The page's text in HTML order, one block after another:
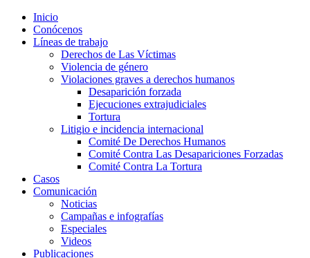
Inicio
Conócenos
Líneas de trabajo
Derechos de Las Víctimas
Violencia de género
Violaciones graves a derechos humanos
Desaparición forzada​
Ejecuciones extrajudiciales
Tortura
Litigio e incidencia internacional
Comité De Derechos Humanos​
Comité Contra Las Desapariciones Forzadas
Comité Contra La Tortura​
Casos
Comunicación
Noticias
Campañas e infografías
Especiales
Videos
Publicaciones